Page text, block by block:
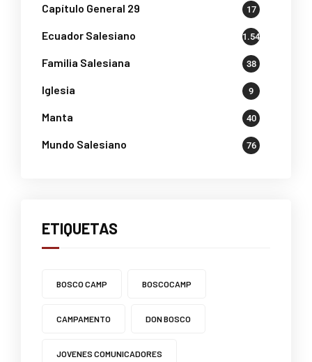
Capítulo General 29 17
Ecuador Salesiano 1.541
Familia Salesiana 38
Iglesia 9
Manta 40
Mundo Salesiano 76
ETIQUETAS
BOSCO CAMP BOSCOCAMP
CAMPAMENTO DON BOSCO
JOVENES COMUNICADORES